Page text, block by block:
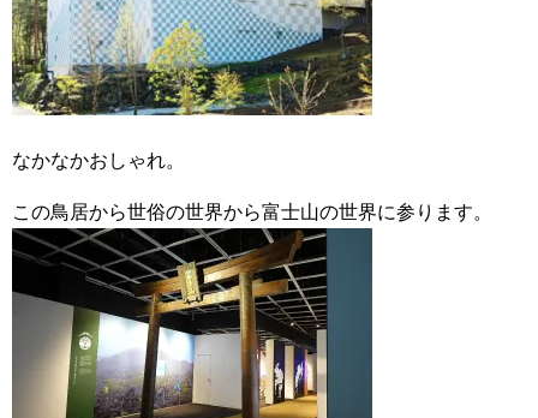
なかなかおしゃれ。
この鳥居から世俗の世界から富士山の世界に参ります。